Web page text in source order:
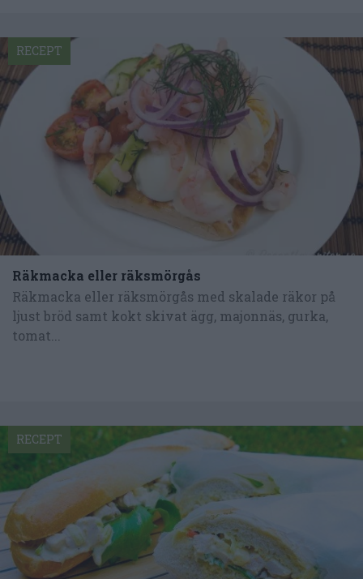
Räkmacka eller räksmörgås
Räkmacka eller räksmörgås med skalade räkor på
ljust bröd samt kokt skivat ägg, majonnäs, gurka,
tomat...
RECEPT
RECEPT